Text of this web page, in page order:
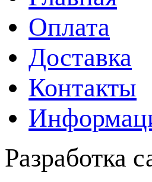
Оплата
Доставка
Контакты
Разработка